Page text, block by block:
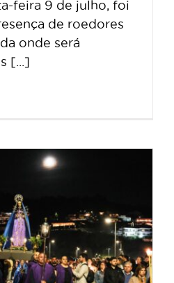
feira 9 de julho, foi
de roedores
onde será
[...]